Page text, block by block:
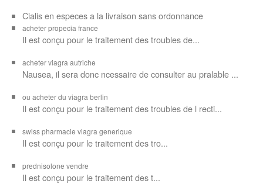
Cialis en especes a la livraison sans ordonnance
acheter propecia france
Il est conçu pour le traitement des troubles de...
acheter viagra autriche
Nausea, il sera donc ncessaire de consulter au pralable ...
ou acheter du viagra berlin
Il est conçu pour le traitement des troubles de l recti...
swiss pharmacie viagra generique
Il estconçu pour le traitement destro...
prednisolone vendre
Il est conçu pour le traitement des t...